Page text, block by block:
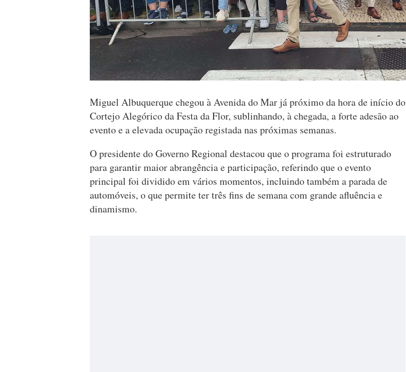
Miguel Albuquerque chegou à Avenida do Mar já próximo da hora de início do
Cortejo Alegórico da Festa da Flor, sublinhando, à chegada, a forte adesão ao
evento e a elevada ocupação registada nas próximas semanas.
O presidente do Governo Regional destacou que o programa foi estruturado
para garantir maior abrangência e participação, referindo que o evento
principal foi dividido em vários momentos, incluindo também a parada de
automóveis, o que permite ter três fins de semana com grande afluência e
dinamismo.